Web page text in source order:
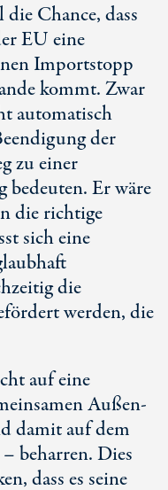
Chance, dass
EU eine
Importstopp
kommt. Zwar
automatisch
der
zu einer
Er wäre
die richtige
sich eine
die
werden, die
auf eine
Außen-
damit auf dem
beharren. Dies
dass es seine